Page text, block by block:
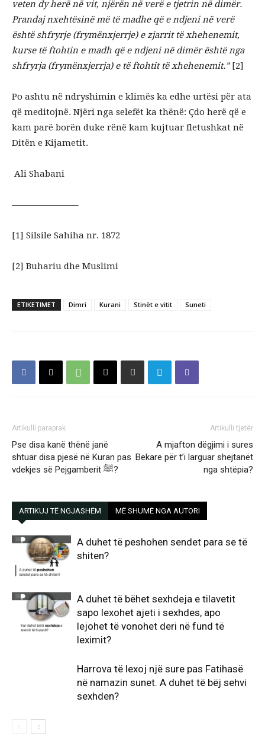
veten dy herë në vit, njërën në verë e tjetrin në dimër.
Prandaj nxehtësinë më të madhe që e ndjeni në verë
është shfryrje (frymënxjerrje) e zjarrit të xhehenemit,
kurse të ftohtin e madh që e ndjeni në dimër është nga
shfryrja (frymënxjerrja) e të ftohtit të xhehenemit.”[2]
Po ashtu në ndryshimin e klimës ka edhe urtësi për ata
që meditojnë. Njëri nga selefët ka thënë: Çdo herë që e
kam parë borën duke rënë kam kujtuar fletushkat në
Ditën e Kijametit.
Ali Shabani
———————–
[1] Silsile Sahiha nr. 1872
[2] Buhariu dhe Muslimi
ETIKETIMET Dimri Kurani Stinët e vitit Suneti
Artikulli paraprak
Pse disa kanë thënë janë
shtuar disa pjesë në Kuran pas
vdekjes së Pejgamberit ﷺ?
Artikulli tjetër
A mjafton dëgjimi i sures
Bekare për t’i larguar shejtanët
nga shtëpia?
ARTIKUJ TË NGJASHËM MË SHUMË NGA AUTORI
A duhet të peshohen sendet para se të
shiten?
A duhet të bëhet sexhdeja e tilavetit
sapo lexohet ajeti i sexhdes, apo
lejohet të vonohet deri në fund të
leximit?
Harrova të lexoj një sure pas Fatihasë
në namazin sunet. A duhet të bëj sehvi
sexhden?